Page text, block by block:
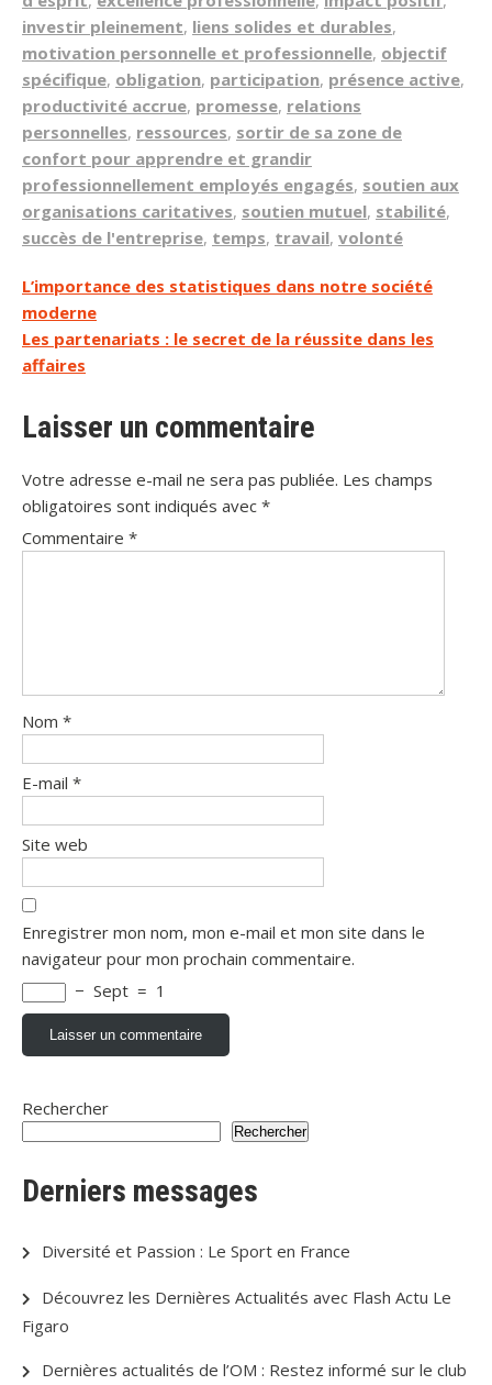
investir pleinement, liens solides et durables,
motivation personnelle et professionnelle, objectif
spécifique, obligation, participation, présence active,
productivité accrue, promesse, relations
personnelles, ressources, sortir de sa zone de
confort pour apprendre et grandir
professionnellement employés engagés, soutien aux
organisations caritatives, soutien mutuel, stabilité,
succès de l'entreprise, temps, travail, volonté
Navigation
de
l’article
L’importance des statistiques dans notre société
moderne
Les partenariats : le secret de la réussite dans les
affaires
Laisser un commentaire
Votre adresse e-mail ne sera pas publiée. Les champs
obligatoires sont indiqués avec *
Commentaire *
Nom *
E-mail *
Site web
Enregistrer mon nom, mon e-mail et mon site dans le
navigateur pour mon prochain commentaire.
− Sept = 1
Rechercher
Rechercher
Derniers messages
Diversité et Passion : Le Sport en France
Découvrez les Dernières Actualités avec Flash Actu Le
Figaro
Dernières actualités de l’OM : Restez informé sur le club